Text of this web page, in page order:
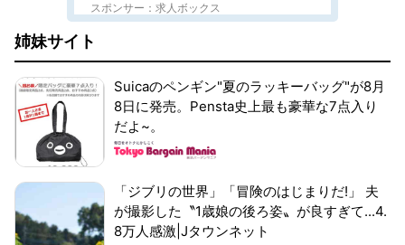
スポンサー：求人ボックス
姉妹サイト
Suicaのペンギン"夏のラッキーバッグ"が8月
8日に発売。Pensta史上最も豪華な7点入り
だよ~。
「ジブリの世界」「冒険のはじまりだ!」 夫
が撮影した〝1歳娘の後ろ姿〟が良すぎて...4.
8万人感激|Jタウンネット